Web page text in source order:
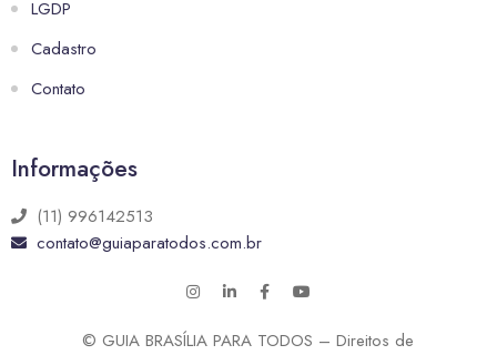
LGDP
Cadastro
Contato
Informações
(11) 996142513
contato@guiaparatodos.com.br
© GUIA BRASÍLIA PARA TODOS – Direitos de